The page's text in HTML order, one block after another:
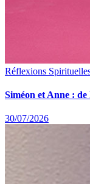
Réflexions
Siméon et Anne : de
30/07/2026